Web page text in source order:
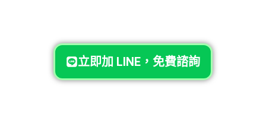
立即加 LINE，免費諮詢